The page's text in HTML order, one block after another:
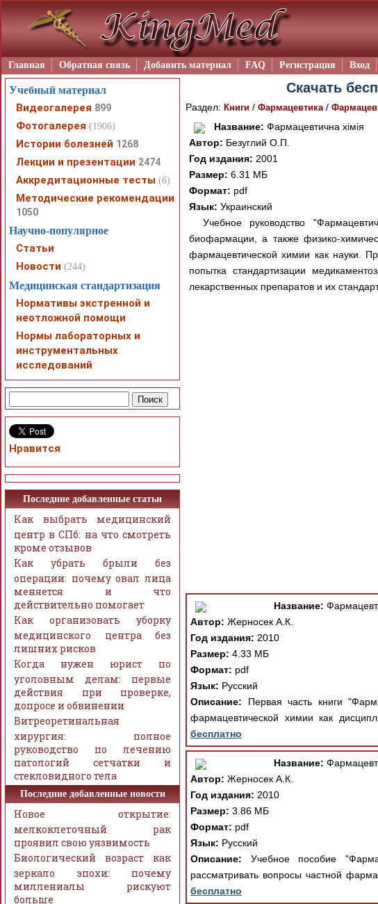
Главная Обратная связь Добавить материал FAQ Регистрация Вход
Скачать
Раздел: Книги / Фармацевтика /
Название: Фармацевтична хімія
Автор: Безуглий О.П.
Год издания: 2001
Размер: 6.31 МБ
Формат: pdf
Язык: Украинский
Учебное руководство
биофармации, а также физико-
фармацевтической химии как науки.
попытка стандартизации
лекарственных препаратов и их
Название:
Автор: Жерносек А.К.
Год издания: 2010
Размер: 4.33 МБ
Формат: pdf
Язык: Русский
Описание: Первая часть книги
фармацевтической химии как
бесплатно
Название:
Автор: Жерносек А.К.
Год издания: 2010
Размер: 3.86 МБ
Формат: pdf
Язык: Русский
Описание: Учебное пособие
рассматривать вопросы частной
бесплатно
Учебный материал
Видеогалерея 899
Фотогалерея (1906)
Истории болезней 1268
Лекции и презентации 2474
Аккредитационные тесты (6)
Методические рекомендации
1050
Научно-популярное
Статьи
Новости (244)
Медицинская стандартизация
Нормативы экстренной и
неотложной помощи
Нормы лабораторных и
инструментальных
исследований
Нравится
Последние добавленные статьи
Как выбрать медицинский
центр в СПб: на что смотреть
кроме отзывов
Как убрать брыли без
операции: почему овал лица
меняется и что
действительно помогает
Как организовать уборку
медицинского центра без
лишних рисков
Когда нужен юрист по
уголовным делам: первые
действия при проверке,
допросе и обвинении
Витреоретинальная
хирургия: полное
руководство по лечению
патологий сетчатки и
стекловидного тела
Последние добавленные новости
Новое открытие:
мелкоклеточный рак
проявил свою уязвимость
Биологический возраст как
зеркало эпохи: почему
миллениалы рискуют
больше